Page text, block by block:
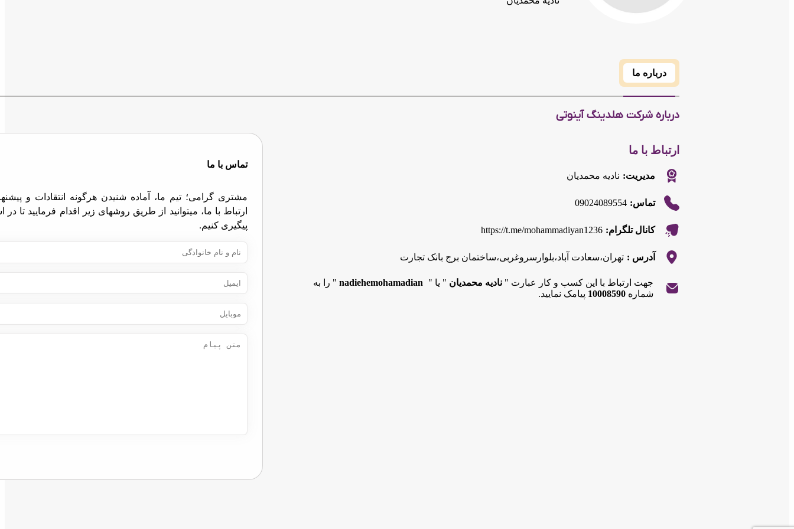
درباره ما
درباره شرکت هلدینگ آینوتی
ارتباط با ما
مدیریت: نادیه محمدیان
تماس: 09024089554
کانال تلگرام: https://t.me/mohammadiyan1236
آدرس : تهران،سعادت آباد،بلوارسروغربی،ساختمان برج بانک تجارت
جهت ارتباط با این کسب و کار عبارت " نادیه محمدیان " یا " nadiehemohamadian" را به
شماره 10008590 پیامک نمایید.
Leaflet
©
OpenStreetMap
تماس با ما
مشتری گرامی؛ تیم ما، آماده شنیدن هرگونه انتقادات و
ارتباط با ما، میتوانید از طریق روشهای زیر اقدام فرمایید تا
پیگیری کنیم.